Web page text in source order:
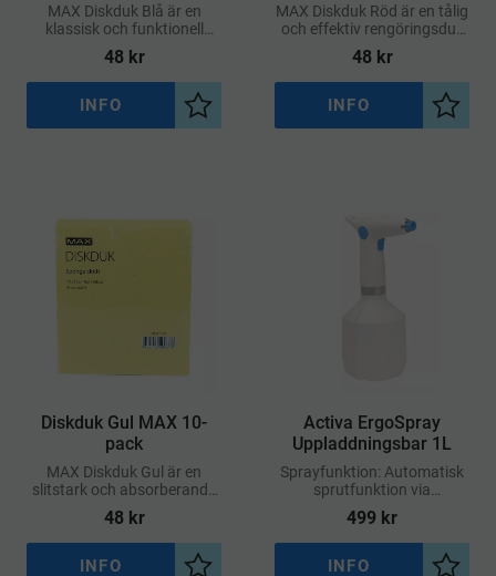
MAX Diskduk Blå är en
klassisk och funktionell
rengöringsduk som lämpar
sig för daglig användning
inom kök, städ och
livsmedelshantering
48kr
Lägg till i önskelista
INFO
MAX Diskduk Röd är en tålig
och effektiv rengöringsduk
som passar utmärkt för
daglig användning i miljöer
med höga hygienkrav
48kr
Lägg
INFO
​Diskduk Gul MAX 10-
pack
MAX Diskduk Gul är en
slitstark och absorberande
rengöringsduk som passar
perfekt för dagligt bruk i
miljöer med höga
hygienkrav
48kr
INFO
Activa ErgoSpray
Uppladdningsbar 1L
Sprayfunktion: Automatisk
sprutfunktion via
knapptryck – jämn och
konstant dimma
499 kr
INFO